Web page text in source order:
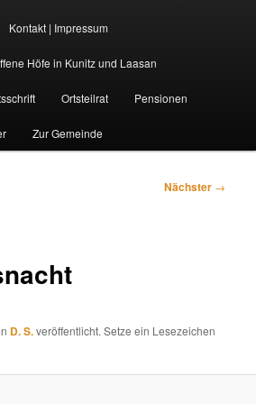
Kontakt | Impressum
Höfe in Kunitz und Laasan
Ortsteilrat Pensionen
Zur Gemeinde
Nächster →
D. S.veröffentlicht. Setze ein Lesezeichen